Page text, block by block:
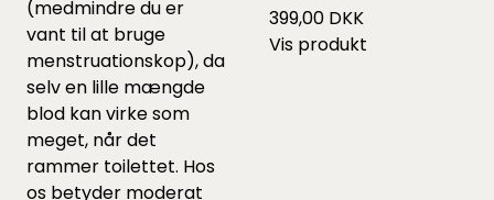
(medmindre du er
vant til at bruge
menstruationskop), da
selv en lille mængde
blod kan virke som
meget, når det
rammer toilettet. Hos
os betyder moderat
399,00 DKK
Vis produkt